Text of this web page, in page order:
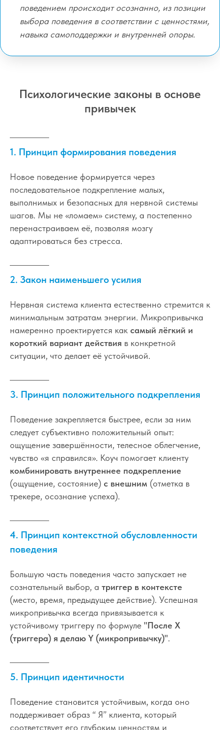
поведением происходит осознанно, из позиции
выбора поведения в соответствии с ценностями,
навыка самоподдержки и внутренней опоры.
Психологические законы в основе
привычек
1. Принцип формирования поведения
Новое поведение формируется через
последовательное подкрепление малых,
выполнимых и безопасных для нервной системы
шагов. Мы не «ломаем» систему, а постепенно
перенастраиваем её, позволяя мозгу
адаптироваться без стресса.
2. Закон наименьшего усилия
Нервная система клиента естественно стремится к
минимальным затратам энергии. Микропривычка
намеренно проектируется как самый лёгкий и
короткий вариант действия в конкретной
ситуации, что делает её устойчивой.
3. Принцип положительного подкрепления
Поведение закрепляется быстрее, если за ним
следует субъективно положительный опыт:
ощущение завершённости, телесное облегчение,
чувство «я справился». Коуч помогает клиенту
комбинировать внутреннее подкрепление
(ощущение, состояние) с внешним (отметка в
трекере, осознание успеха).
4. Принцип контекстной обусловленности
поведения
Большую часть поведения часто запускает не
сознательный выбор, а триггер в контексте
(место, время, предыдущее действие). Успешная
микропривычка всегда привязывается к
устойчивому триггеру по формуле "После X
(триггера) я делаю Y (микропривычку)".
5. Принцип идентичности
Поведение становится устойчивым, когда оно
поддерживает образ “ Я” клиента, который
соответствует его глубоким ценностям и